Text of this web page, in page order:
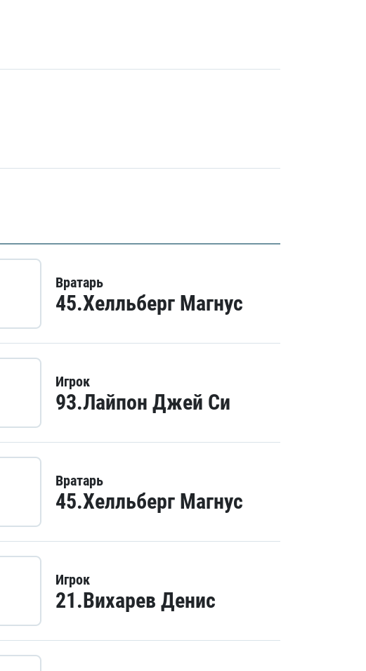
Вратарь
45.Хелльберг Магнус
Игрок
93.Лайпон Джей Си
Вратарь
45.Хелльберг Магнус
Игрок
21.Вихарев Денис